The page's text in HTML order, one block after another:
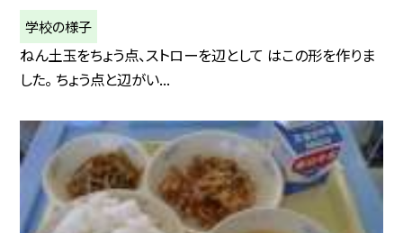
学校の様子
ねん土玉をちょう点、ストローを辺として はこの形を作りま
した。 ちょう点と辺がい...